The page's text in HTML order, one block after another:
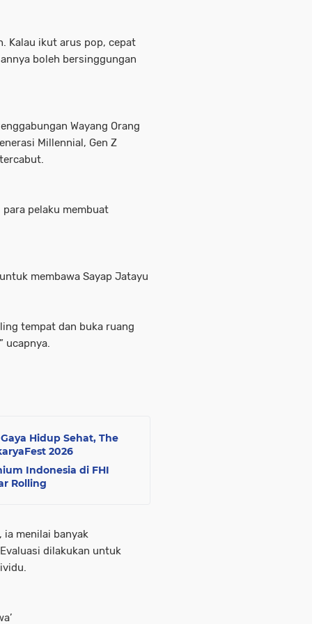
Kalau ikut arus pop, cepat
boleh bersinggungan
Wayang Orang
Millennial, Gen Z
pelaku membuat
membawa Sayap Jatayu
tempat dan buka ruang
ucapnya.
Hidup Sehat, The
2026
Indonesia di FHI
Rolling
ia menilai banyak
dilakukan untuk